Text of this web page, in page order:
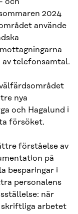
2024
använde
telefonsamtal.
nya
och Hagalund i
försöket.
förståelse av
på
besparingar i
personalens
när
arbetet